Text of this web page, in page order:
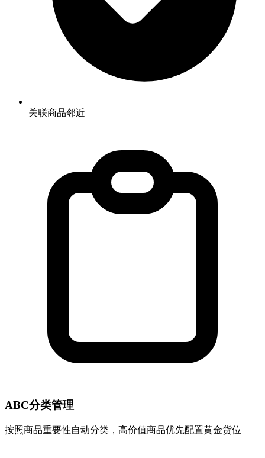
关联商品邻近
ABC分类管理
按照商品重要性自动分类，高价值商品优先配置黄金货位